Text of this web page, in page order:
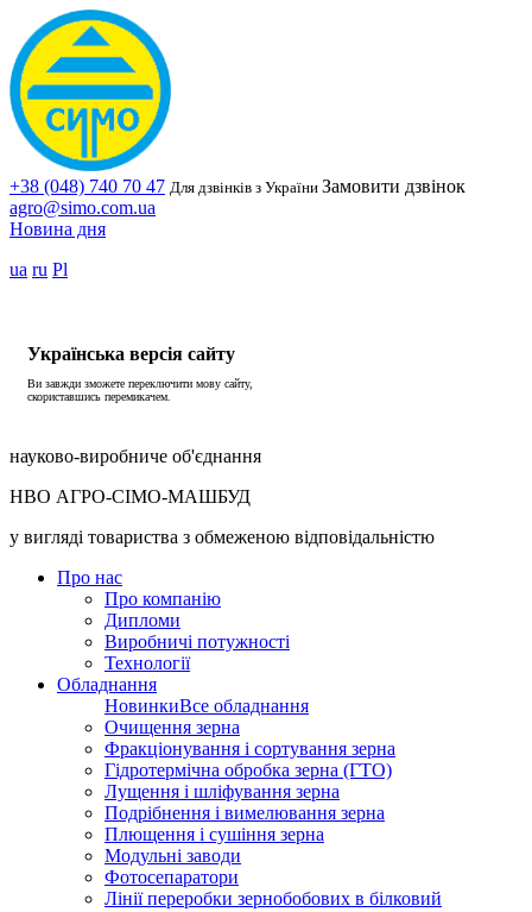
+38 (048) 740 70 47 Для дзвінків з України Замовити дзвінок
agro@simo.com.ua
Новина дня
ua ru Pl
Українська версія сайту
Ви завжди зможете переключити мову сайту,
скориставшись перемикачем.
науково-виробниче об'єднання
НВО АГРО-СІМО-МАШБУД
у вигляді товариства з обмеженою відповідальністю
Про нас
Про компанію
Дипломи
Виробничі потужності
Технології
Обладнання
НовинкиВсе обладнання
Очищення зерна
Фракціонування і сортування зерна
Гідротермічна обробка зерна (ГТО)
Лущення і шліфування зерна
Подрібнення і вимелювання зерна
Плющення і сушіння зерна
Модульні заводи
Фотосепаратори
Лінії переробки зернобобових в білковий